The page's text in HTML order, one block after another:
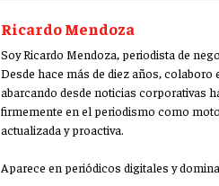
Ricardo Mendoza
Soy Ricardo Mendoza, periodista de
Desde hace más de diez años,
abarcando desde noticias corporativas
firmemente en el periodismo como
actualizada y proactiva.
Aparece en periódicos digitales y